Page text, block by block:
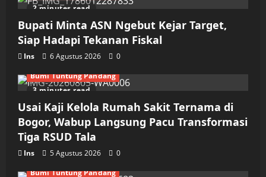
2 minutes read
Bupati Minta ASN Ngebut Kejar Target,
Siap Hadapi Tekanan Fiskal
Ins 6 Agustus 2026 0
3 minutes read
Bumi Tuntung Pandang
Usai Kaji Kelola Rumah Sakit Ternama di
Bogor, Wabup Langsung Pacu Transformasi
Tiga RSUD Tala
Ins 5 Agustus 2026 0
Bumi Tuntung Pandang